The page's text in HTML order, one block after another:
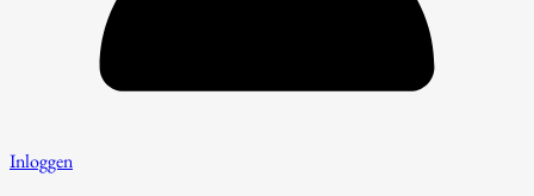
Inloggen